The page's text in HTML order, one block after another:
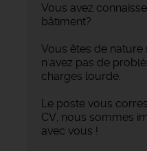
Vous avez
bâtiment?
Vous êtes de nature
n'avez pas de
charges lourde.
Le poste vous
CV, nous sommes
avec vous !